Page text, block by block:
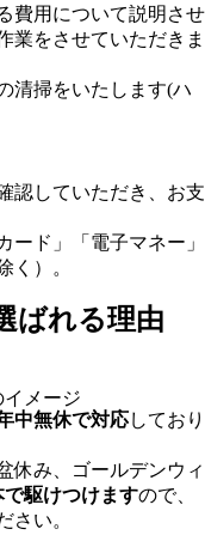
費用について説明させ
業をさせていただきま
清掃をいたします(ハ
認していただき、お支
ード」「電子マネー」
く）。
ばれる理由
中無休で対応しており
休み、ゴールデンウィ
駆けつけますので、
さい。